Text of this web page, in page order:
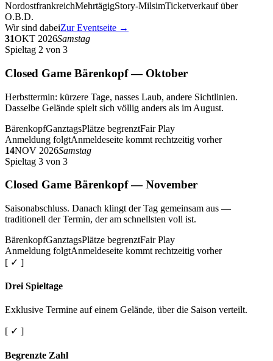
NordostfrankreichMehrtägigStory-MilsimTicketverkauf über
O.B.D.
Wir sind dabeiZur Eventseite →
31OKT 2026Samstag
Spieltag 2 von 3
Closed Game Bärenkopf — Oktober
Herbsttermin: kürzere Tage, nasses Laub, andere Sichtlinien.
Dasselbe Gelände spielt sich völlig anders als im August.
BärenkopfGanztagsPlätze begrenztFair Play
Anmeldung folgtAnmeldeseite kommt rechtzeitig vorher
14NOV 2026Samstag
Spieltag 3 von 3
Closed Game Bärenkopf — November
Saisonabschluss. Danach klingt der Tag gemeinsam aus —
traditionell der Termin, der am schnellsten voll ist.
BärenkopfGanztagsPlätze begrenztFair Play
Anmeldung folgtAnmeldeseite kommt rechtzeitig vorher
[ ✓ ]
Drei Spieltage
Exklusive Termine auf einem Gelände, über die Saison verteilt.
[ ✓ ]
Begrenzte Zahl